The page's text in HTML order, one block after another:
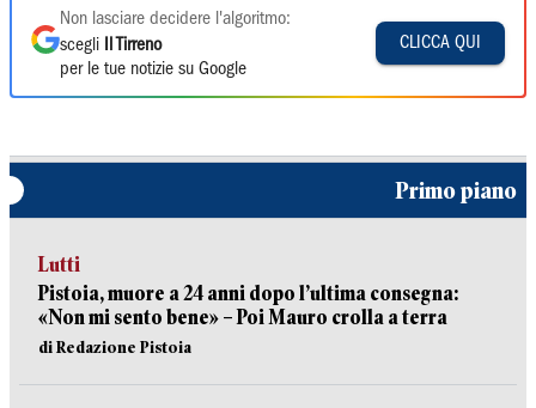
Non lasciare decidere l'algoritmo:
scegli
Il Tirreno
per le tue notizie su Google
CLICCA QUI
Primo piano
Lutti
Pistoia, muore a 24 anni dopo l’ultima consegna:
«Non mi sento bene» – Poi Mauro crolla a terra
di Redazione Pistoia